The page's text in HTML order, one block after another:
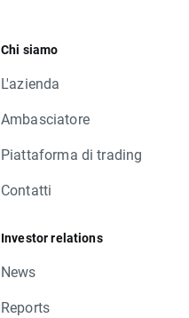
Chi siamo
L'azienda
Ambasciatore
Piattaforma di trading
Contatti
Investor relations
News
Reports